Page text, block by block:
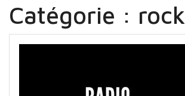
Catégorie : rock